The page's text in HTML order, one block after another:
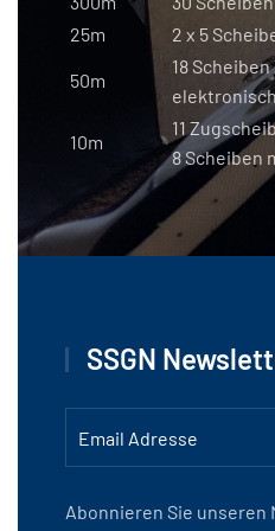
25m
2 x 5
50m
18
10m
11
8 Scheiben
SSGN
Abonnieren Sie